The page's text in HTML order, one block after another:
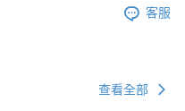
客服
查看全部